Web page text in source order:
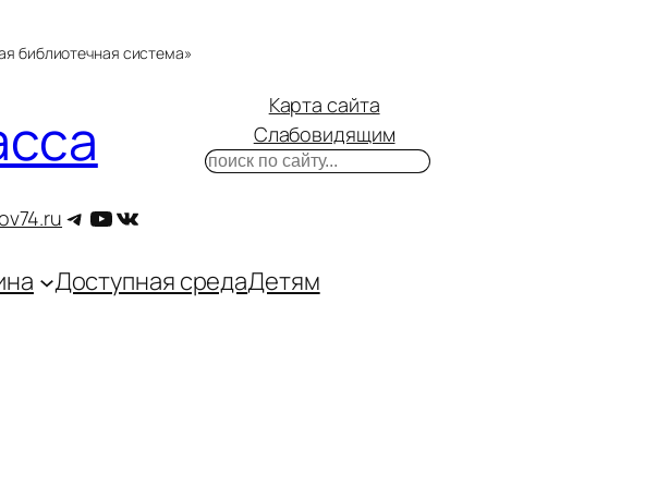
библиотечная система»
Telegram
YouTube
ВКонтакте
Карта сайта
Слабовидящим
Поиск
Доступная средаДетям